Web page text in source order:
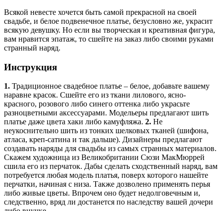
Всякой невесте хочется быть самой прекрасной на своей
свадьбе, и белое подвенечное платье, безусловно же, украсит
всякую девушку. Но если вы творческая и креативная фигура,
вам нравится эпатаж, то сшейте на заказ либо своими руками
странный наряд.
Инструкция
1. Традиционное свадебное платье – белое, добавьте вашему
наравне красок. Сшейте его из ткани лилового, ясно-
красного, розового либо синего оттенка либо украсьте
разноцветными аксессуарами. Модельеры предлагают шить
платье даже цвета хаки либо камуфляжа. 2. Не
неукоснительно шить из тонких шелковых тканей (шифона,
атласа, креп-сатина и так дальше). Дизайнеры предлагают
создавать наряды для свадьбы из самых странных материалов.
Скажем художница из Великобритании Сюзи МакМюррей
сшила его из перчаток. Дабы сделать сходственный наряд, вам
потребуется любая модель платья, поверх которого нашейте
перчатки, начиная с низа. Также дозволено применять перья
либо живые цветы. Впрочем оно будет недолговечным и,
следственно, вряд ли достанется по наследству вашей дочери